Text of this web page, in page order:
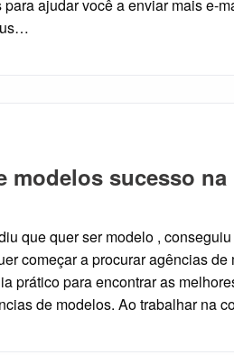
para ajudar você a enviar mais e-
modelos sucesso
que quer ser modelo ,
começar a procurar agências de
prático para encontrar as
de modelos. Ao trabalhar na